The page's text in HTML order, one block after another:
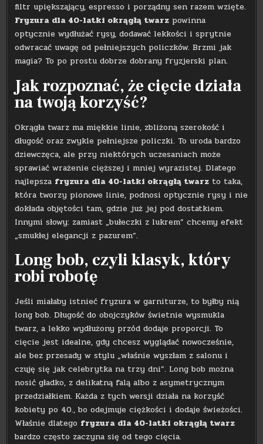
filtr upiększający, espresso i porządny sen razem wzięte.
Fryzura dla 40-latki okrągłą twarz powinna
optycznie wydłużać rysy, dodawać lekkości i sprytnie
odwracać uwagę od pełniejszych policzków. Brzmi jak
magia? To po prostu dobrze dobrany fryzjerski plan.
Jak rozpoznać, że cięcie działa
na twoją korzyść?
Okrągła twarz ma miękkie linie, zbliżoną szerokość i
długość oraz zwykle pełniejsze policzki. To uroda bardzo
dziewczęca, ale przy niektórych uczesaniach może
sprawiać wrażenie cięższej i mniej wyrazistej. Dlatego
najlepsza fryzura dla 40-latki okrągłą twarz to taka,
która tworzy pionowe linie, podnosi optycznie rysy i nie
dokłada objętości tam, gdzie już jej pod dostatkiem.
Innymi słowy: zamiast „bułeczki z lukrem” chcemy efekt
„smukłej elegancji z pazurem”.
Long bob, czyli klasyk, który
robi robotę
Jeśli miałaby istnieć fryzura w garniturze, to byłby nią
long bob. Długość do obojczyków świetnie wysmukla
twarz, a lekko wydłużony przód dodaje proporcji. To
cięcie jest idealne, gdy chcesz wyglądać nowocześnie,
ale bez przesady w stylu „właśnie wyszłam z salonu i
czuję się jak celebrytka na trzy dni”. Long bob można
nosić gładko, z delikatną falą albo z asymetrycznym
przedziałkiem. Każda z tych wersji działa na korzyść
kobiety po 40., bo odejmuje ciężkości i dodaje świeżości.
Właśnie dlatego fryzura dla 40-latki okrągłą twarz
bardzo często zaczyna się od tego cięcia.